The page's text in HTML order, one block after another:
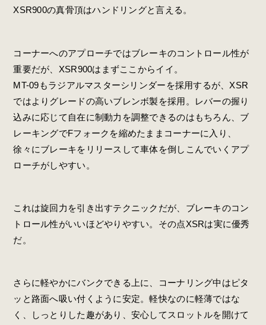
XSR900の真骨頂はハンドリングと言える。
コーナーへのアプローチではブレーキのコントロール性が
重要だが、XSR900はまずここからイイ。
MT-09もラジアルマスターシリンダーを採用するが、XSR
ではよりグレードの高いブレンボ製を採用。レバーの握り
込みに応じて自在に制動力を調整できるのはもちろん、ブ
レーキングでFフォークを縮めたままコーナーに入り、
徐々にブレーキをリリースして車体を倒しこんでいくアプ
ローチがしやすい。
これは旋回力を引き出すテクニックだが、ブレーキのコン
トロール性がいいほどやりやすい。その点XSRは実に優秀
だ。
さらに軽やかにバンクできる上に、コーナリング中はピタ
ッと路面へ吸い付くように安定。軽快なのに軽薄ではな
く、しっとりした趣があり、安心してスロットルを開けて